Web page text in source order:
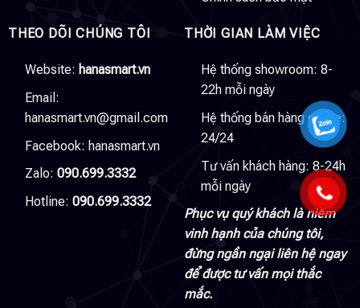
THEO DÕI CHÚNG TÔI
Website: hanasmart.vn
Email:
hanasmart.vn@gmail.com
Facebook: hanasmart.vn
Zalo: 090.699.3332
Hotline: 090.699.3332
THỜI GIAN LÀM VIỆC
Hệ thống showroom: 8-
22h mỗi ngày
Hệ thống bán hàng online:
24/24
Tư vấn khách hàng: 8-24h
mỗi ngày
Phục vụ quý khách là niềm
vinh hạnh của chúng tôi,
đừng ngần ngại liên hệ ngay
để được tư vấn mọi thắc
mắc.